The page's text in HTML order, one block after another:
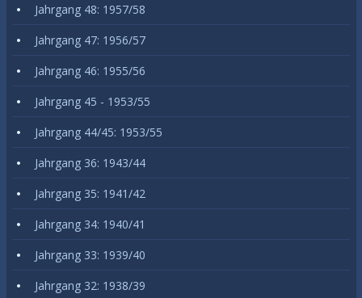
Jahrgang 48: 1957/58
Jahrgang 47: 1956/57
Jahrgang 46: 1955/56
Jahrgang 45 - 1953/55
Jahrgang 44/45: 1953/55
Jahrgang 36: 1943/44
Jahrgang 35: 1941/42
Jahrgang 34: 1940/41
Jahrgang 33: 1939/40
Jahrgang 32: 1938/39